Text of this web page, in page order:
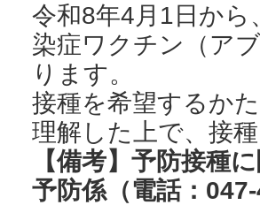
令和8年4月1日か
染症ワクチン（ア
ります。
接種を希望するか
理解した上で、接
【備考】予防接種
予防係（電話：